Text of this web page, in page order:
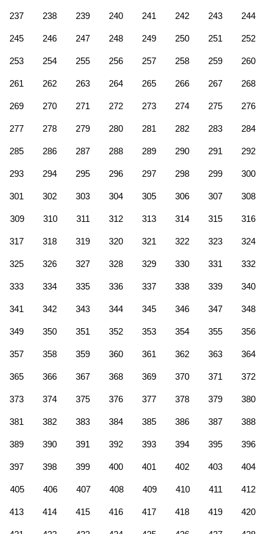
237 238 239 240 241 242 243 244
245 246 247 248 249 250 251 252
253 254 255 256 257 258 259 260
261 262 263 264 265 266 267 268
269 270 271 272 273 274 275 276
277 278 279 280 281 282 283 284
285 286 287 288 289 290 291 292
293 294 295 296 297 298 299 300
301 302 303 304 305 306 307 308
309 310 311 312 313 314 315 316
317 318 319 320 321 322 323 324
325 326 327 328 329 330 331 332
333 334 335 336 337 338 339 340
341 342 343 344 345 346 347 348
349 350 351 352 353 354 355 356
357 358 359 360 361 362 363 364
365 366 367 368 369 370 371 372
373 374 375 376 377 378 379 380
381 382 383 384 385 386 387 388
389 390 391 392 393 394 395 396
397 398 399 400 401 402 403 404
405 406 407 408 409 410 411 412
413 414 415 416 417 418 419 420